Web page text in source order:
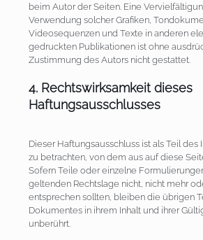
beim Autor der Seiten. Eine
Verwendung solcher Grafiken,
Videosequenzen und Texte in anderen
gedruckten Publikationen ist ohne
Zustimmung des Autors nicht gestattet.
4. Rechtswirksamkeit dieses
Haftungsausschlusses
Dieser Haftungsausschluss ist als Teil
zu betrachten, von dem aus auf diese
Sofern Teile oder einzelne
geltenden Rechtslage nicht, nicht mehr
entsprechen sollten, bleiben die übrigen
Dokumentes in ihrem Inhalt und ihrer
unberührt.